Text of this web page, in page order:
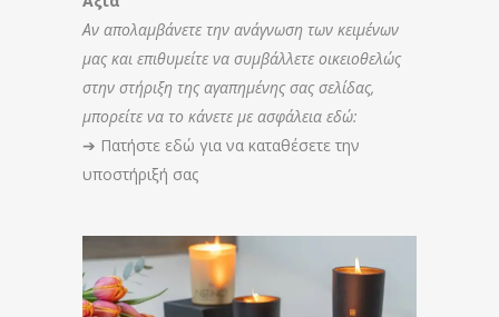
Αν απολαμβάνετε την ανάγνωση των κειμένων
μας και επιθυμείτε να συμβάλλετε οικειοθελώς
στην στήριξη της αγαπημένης σας σελίδας,
μπορείτε να το κάνετε με ασφάλεια εδώ:
➔ Πατήστε εδώ για να καταθέσετε την
υποστήριξή σας